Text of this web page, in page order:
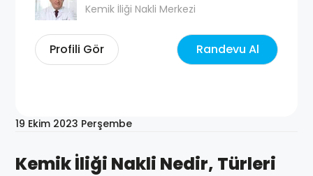
Kemik İliği Nakli Merkezi
Profili Gör Randevu Al
19 Ekim 2023 Perşembe
Kemik İliği Nakli Nedir, Türleri